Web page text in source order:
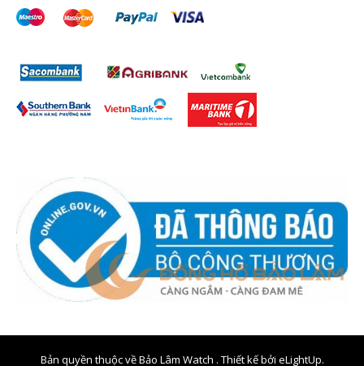
Bản quyền thuộc về Bảo Lâm Watch . Thiết kế bởi eLightUp.